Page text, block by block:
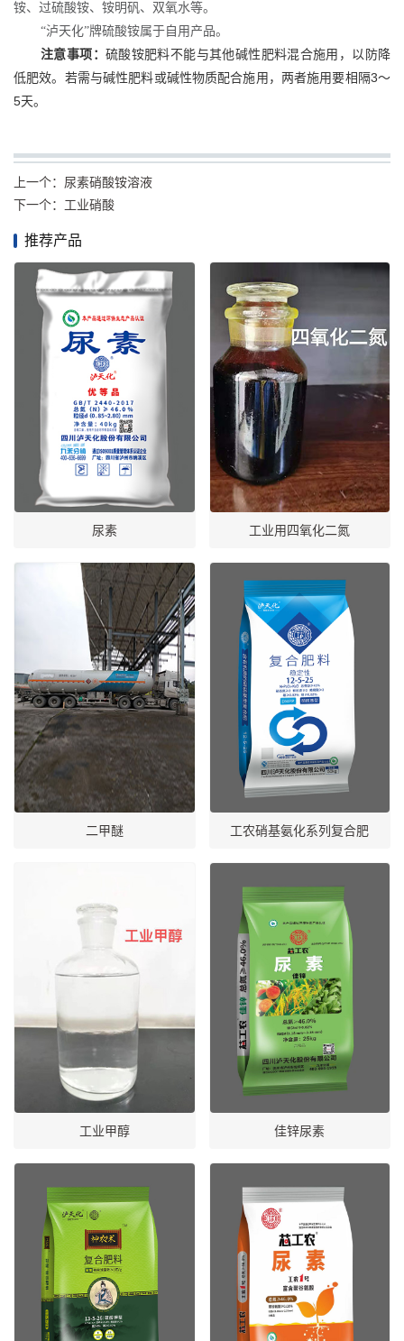
铵、过硫酸铵、铵明矾、双氧水等。
“泸天化”牌硫酸铵属于自用产品。
注意事项： 硫酸铵肥料不能与其他碱性肥料混合施用，以防降
低肥效。若需与碱性肥料或碱性物质配合施用，两者施用要相隔3～
5天。
上一个： 尿素硝酸铵溶液
下一个： 工业硝酸
推荐产品
尿素 工业用四氧化二氮
二甲醚 工农硝基氨化系列复合肥
工业甲醇 佳锌尿素